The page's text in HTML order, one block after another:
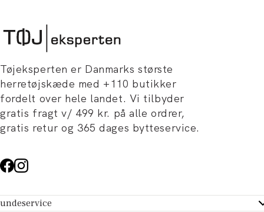
Tøjeksperten er Danmarks største
herretøjskæde med +110 butikker
fordelt over hele landet. Vi tilbyder
gratis fragt v/ 499 kr. på alle ordrer,
gratis retur og 365 dages bytteservice.